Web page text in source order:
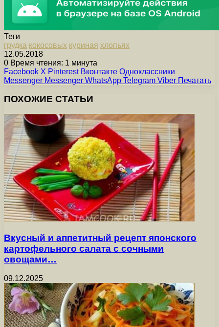
Теги
грудка кокосовых куриная хлопьях
12.05.2018
0 Время чтения: 1 минута
Facebook X Pinterest Вконтакте Одноклассники
Messenger Messenger WhatsApp Telegram Viber Печатать
ПОХОЖИЕ СТАТЬИ
Вкусный и аппетитный рецепт японского
картофельного салата с сочными
овощами…
09.12.2025